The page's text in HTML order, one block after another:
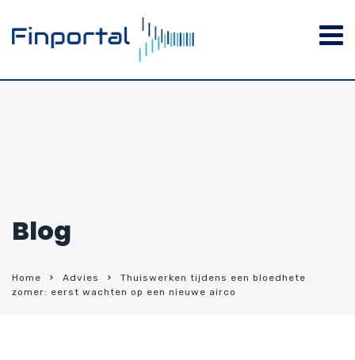
Blog
Home Advies
Thuiswerken tijdens een bloedhete
zomer: eerst wachten op een nieuwe airco